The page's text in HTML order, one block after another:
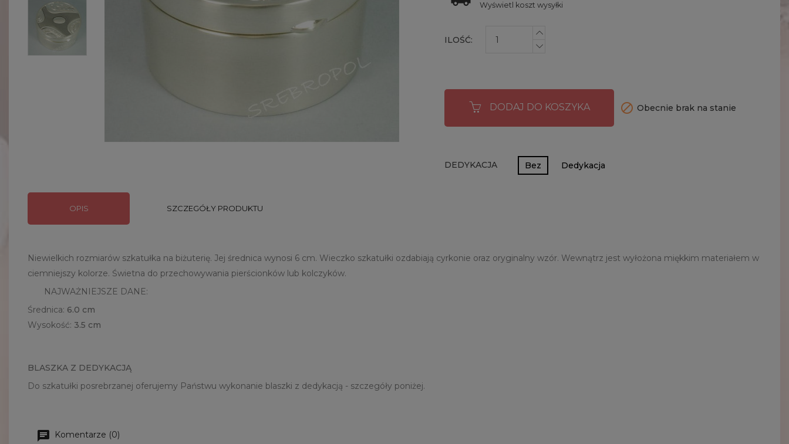
Wyświetl koszt wysyłki
ILOŚĆ:
DODAJ DO KOSZYKA  Obecnie brak na stanie
DEDYKACJA Bez Dedykacja
OPIS SZCZEGÓŁY PRODUKTU
Niewielkich rozmiarów szkatułka na biżuterię. Jej średnica wynosi 6 cm. Wieczko szkatułki ozdabiają cyrkonie oraz oryginalny wzór. Wewnątrz jest wyłożona miękkim materiałem w
ciemniejszy kolorze. Świetna do przechowywania pierścionków lub kolczyków.
NAJWAŻNIEJSZE DANE:
Średnica: 6.0 cm
Wysokość: 3.5 cm
BLASZKA Z DEDYKACJĄ
Do szkatułki posrebrzanej oferujemy Państwu wykonanie blaszki z dedykacją - szczegóły poniżej.
Komentarze (0)